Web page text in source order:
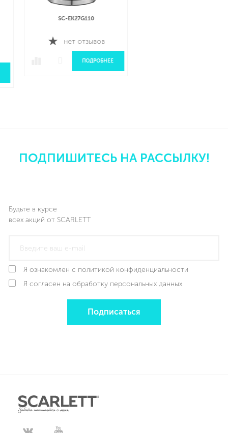
SC-EK27G110
нет отзывов
ПОДРОБНЕЕ
ПОДПИШИТЕСЬ НА РАССЫЛКУ!
Будьте в курсе
всех акций от SCARLETT
Я ознакомлен с политикой конфиденциальности
Я согласен на обработку персональных данных
Подписаться